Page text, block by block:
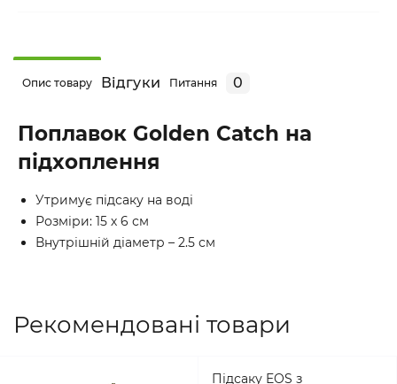
Опис товару Відгуки Питання 0
Поплавок Golden Catch на
підхоплення
Утримує підсаку на воді
Розміри: 15 х 6 см
Внутрішній діаметр – 2.5 см
Рекомендовані товари
Підсаку EOS з